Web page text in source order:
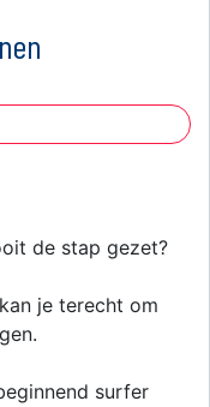
de stap gezet?
kan je terecht om
surfer